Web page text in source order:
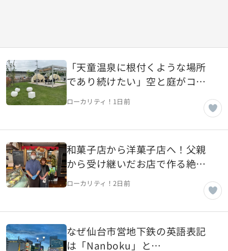
「天童温泉に根付くような場所
であり続けたい」空と庭がコン
セプトのカフェ【山形県天童
市】
ローカリティ！ 1日前
和菓子店から洋菓子店へ！父親
から受け継いだお店で作る絶品
洋菓子【山形県山形市】
ローカリティ！2日前
なぜ仙台市営地下鉄の英語表記
は「Nanboku」と